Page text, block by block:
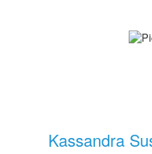
Kassandra